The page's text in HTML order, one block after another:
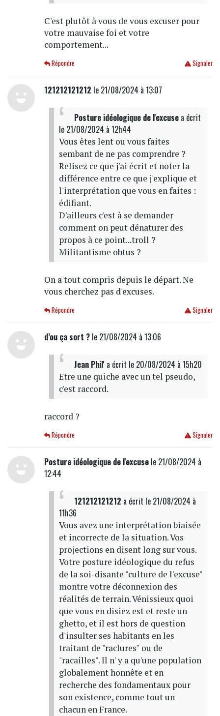
C'est plutôt à vous de vous excuser pour
votre mauvaise foi et votre
comportement...
Signaler
Répondre
121212121212 le 21/08/2024 à 13:07
Posture idéologique de l'excusea écrit
le 21/08/2024 à 12h44
Vous êtes lent ou vous faites
sembant de ne pas comprendre ?
Relisez ce que j'ai écrit et noter la
différence entre ce que j'explique et
l'interprétation que vous en faites :
édifiant.
D'ailleurs c'est à se demander
comment on peut dénaturer des
propos à ce point...troll ?
Militantisme obtus ?
On a tout compris depuis le départ. Ne
vous cherchez pas d'excuses.
Signaler
Répondre
d’ou ça sort ?le 21/08/2024 à 13:06
Jean Phil' a écrit le 20/08/2024 à 15h20
Etre une quiche avec un tel pseudo,
c'est raccord.
raccord ?
Signaler
Répondre
Posture idéologique de l'excusele 21/08/2024 à
12:44
121212121212 a écrit le 21/08/2024 à
11h36
Vous avez une interprétation biaisée
et incorrecte de la situation. Vos
projections en disent long sur vous.
Votre posture idéologique du refus
de la soi-disante "culture de l'excuse"
montre votre déconnexion des
réalités de terrain. Vénissieux quoi
que vous en disiez est et reste un
ghetto, et il est hors de question
d'insulter ses habitants en les
traitant de "raclures" ou de
"racailles". Il n' y a qu'une population
globalement honnête et en
recherche des fondamentaux pour
son existence, comme tout un
chacun en France.